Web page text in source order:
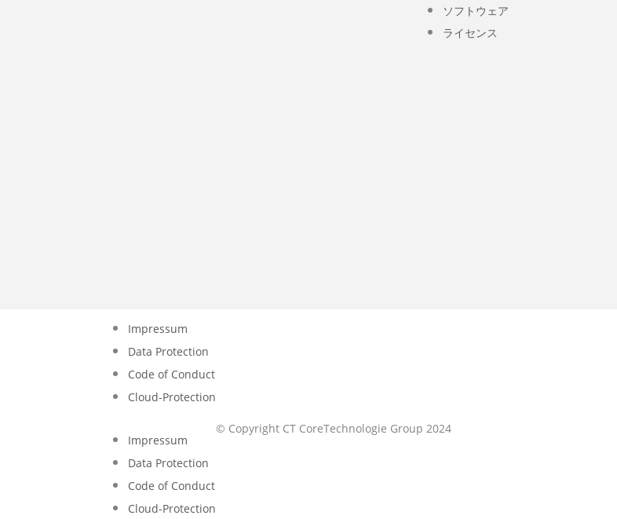
ソフトウェア
ライセンス
Impressum
Data Protection
Code of Conduct
Cloud-Protection
Impressum
Data Protection
Code of Conduct
Cloud-Protection
© Copyright CT CoreTechnologie Group 2024